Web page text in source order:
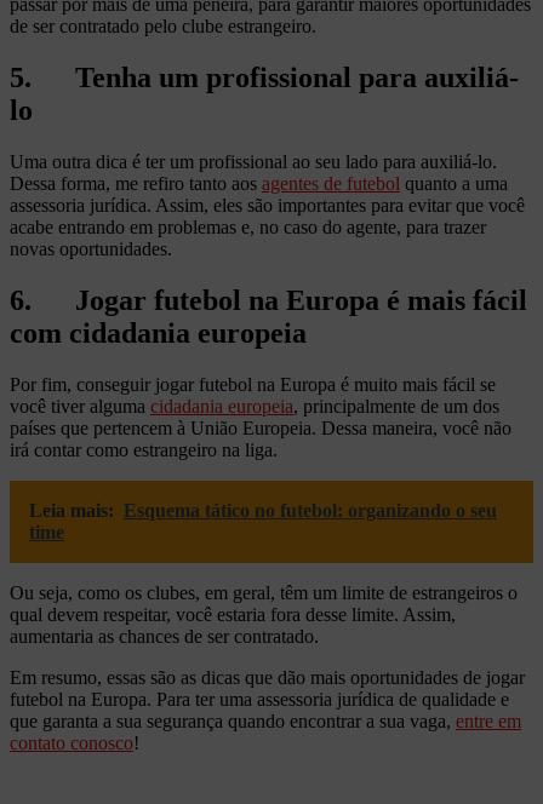
de ser contratado pelo clube estrangeiro.
5. Tenha um profissional para auxiliá-
lo
Uma outra dica é ter um profissional ao seu lado para auxiliá-lo.
Dessa forma, me refiro tanto aos agentes de futebol quanto a uma
assessoria jurídica. Assim, eles são importantes para evitar que você
acabe entrando em problemas e, no caso do agente, para trazer
novas oportunidades.
6. Jogar futebol na Europa é mais fácil
com cidadania europeia
Por fim, conseguir jogar futebol na Europa é muito mais fácil se
você tiver alguma cidadania europeia, principalmente de um dos
países que pertencem à União Europeia. Dessa maneira, você não
irá contar como estrangeiro na liga.
Leia mais: Esquema tático no futebol: organizando o seu
time
Ou seja, como os clubes, em geral, têm um limite de estrangeiros o
qual devem respeitar, você estaria fora desse limite. Assim,
aumentaria as chances de ser contratado.
Em resumo, essas são as dicas que dão mais oportunidades de jogar
futebol na Europa. Para ter uma assessoria jurídica de qualidade e
que garanta a sua segurança quando encontrar a sua vaga, entre em
contato conosco!